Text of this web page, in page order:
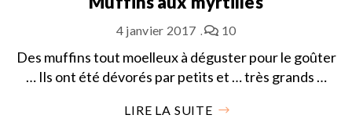
4 janvier 2017 10
Des muffins tout moelleux à déguster pour le goûter
… Ils ont été dévorés par petits et … très grands …
LIRE LA SUITE